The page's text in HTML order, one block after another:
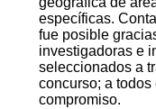
específicas.
fue posible
investigadoras e
seleccionados a
concurso; a
compromiso.